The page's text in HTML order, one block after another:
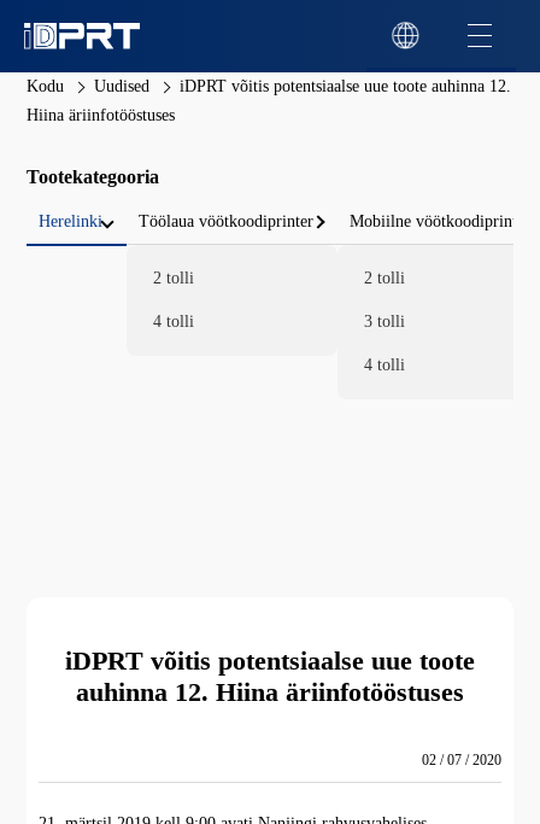
Kodu Uudised
iDPRT võitis potentsiaalse uue toote auhinna 12.
Hiina äriinfotööstuses
Tootekategooria
Herelinki Töölaua vöötkoodiprinter
2 tolli
4 tolli
Mobiilne vöötkoodiprinter
2 tolli
3 tolli
4 tolli
iDPRT võitis potentsiaalse uue toote
auhinna 12. Hiina äriinfotööstuses
02 / 07 / 2020